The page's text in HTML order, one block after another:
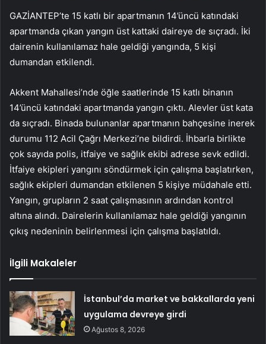
GAZİANTEP’te 15 katlı bir apartmanın 14’üncü katındaki
apartmanda çıkan yangın üst kattaki daireye de sıçradı. İki
dairenin kullanılamaz hale geldiği yangında, 5 kişi
dumandan etkilendi.
Akkent Mahallesi’nde öğle saatlerinde 15 katlı binanın
14’üncü katındaki apartmanda yangın çıktı. Alevler üst kata
da sıçradı. Binada bulunanlar apartmanın bahçesine inerek
durumu 112 Acil Çağrı Merkezi’ne bildirdi. İhbarla birlikte
çok sayıda polis, itfaiye ve sağlık ekibi adrese sevk edildi.
İtfaiye ekipleri yangını söndürmek için çalışma başlatırken,
sağlık ekipleri dumandan etkilenen 5 kişiye müdahale etti.
Yangın, grupların 2 saat çalışmasının ardından kontrol
altına alındı. Dairelerin kullanılamaz hale geldiği yangının
çıkış nedeninin belirlenmesi için çalışma başlatıldı.
İlgili Makaleler
İstanbul’da market ve bakkallarda yeni
uygulama devreye girdi
Ağustos 8, 2026